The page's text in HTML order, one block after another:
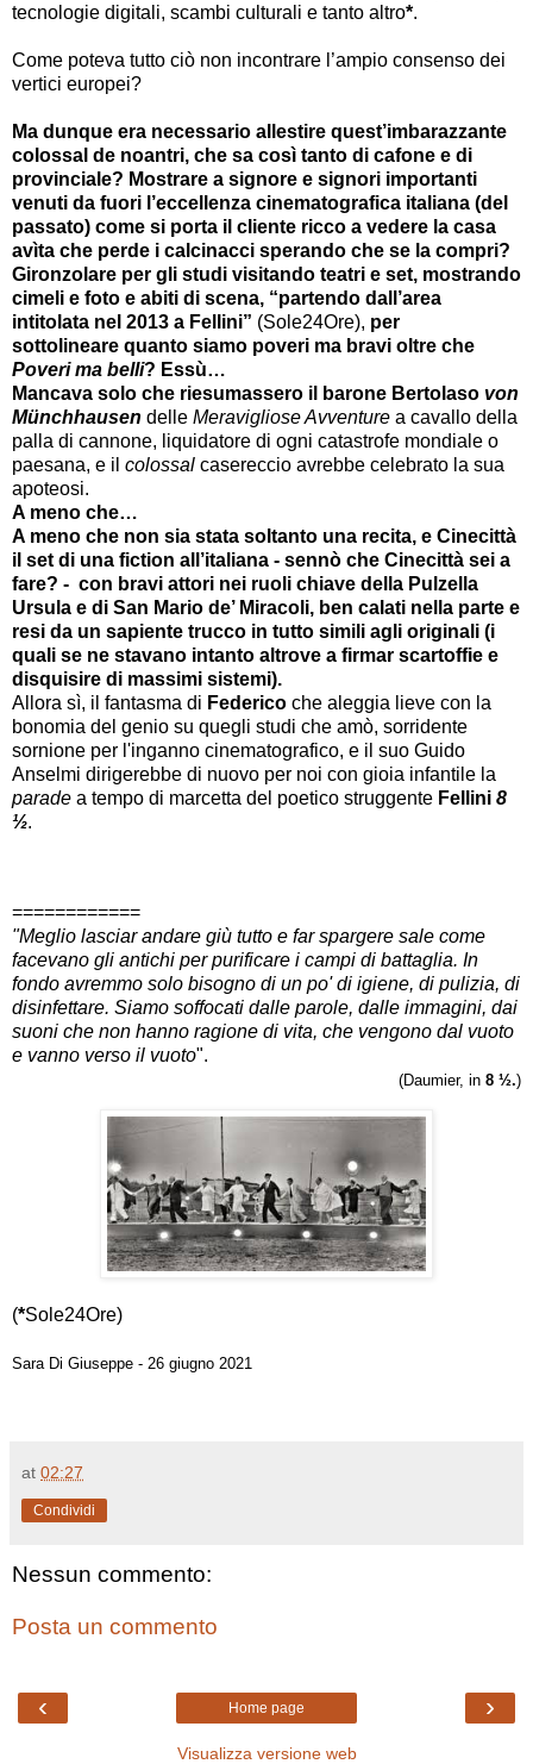
tecnologie digitali, scambi culturali e tanto altro*.
Come poteva tutto ciò non incontrare l’ampio consenso dei
vertici europei?
Ma dunque era necessario allestire quest’imbarazzante
colossal de noantri, che sa così tanto di cafone e di
provinciale? Mostrare a signore e signori importanti
venuti da fuori l’eccellenza cinematografica italiana (del
passato) come si porta il cliente ricco a vedere la casa
avìta che perde i calcinacci sperando che se la compri?
Gironzolare per gli studi visitando teatri e set, mostrando
cimeli e foto e abiti di scena, “partendo dall’area
intitolata nel 2013 a Fellini” (Sole24Ore), per
sottolineare quanto siamo poveri ma bravi oltre che
Poveri ma belli? Essù…
Mancava solo che riesumassero il barone Bertolaso von
Münchhausen delle Meravigliose Avventure a cavallo della
palla di cannone, liquidatore di ogni catastrofe mondiale o
paesana, e il colossal casereccio avrebbe celebrato la sua
apoteosi.
A meno che…
A meno che non sia stata soltanto una recita, e Cinecittà
il set di una fiction all’italiana - sennò che Cinecittà sei a
fare? - con bravi attori nei ruoli chiave della Pulzella
Ursula e di San Mario de’ Miracoli, ben calati nella parte e
resi da un sapiente trucco in tutto simili agli originali (i
quali se ne stavano intanto altrove a firmar scartoffie e
disquisire di massimi sistemi).
Allora sì, il fantasma di Federico che aleggia lieve con la
bonomia del genio su quegli studi che amò, sorridente
sornione per l'inganno cinematografico, e il suo Guido
Anselmi dirigerebbe di nuovo per noi con gioia infantile la
parade a tempo di marcetta del poetico struggente Fellini 8
½.
============
"Meglio lasciar andare giù tutto e far spargere sale come
facevano gli antichi per purificare i campi di battaglia. In
fondo avremmo solo bisogno di un po' di igiene, di pulizia, di
disinfettare. Siamo soffocati dalle parole, dalle immagini, dai
suoni che non hanno ragione di vita, che vengono dal vuoto
e vanno verso il vuoto".
(Daumier, in 8 ½.)
(*Sole24Ore)
Sara Di Giuseppe - 26 giugno 2021
at 02:27
Condividi
Nessun commento:
Posta un commento
‹ ›
Home page
Visualizza versione web